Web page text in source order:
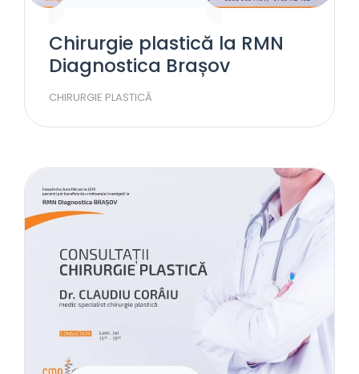
Chirurgie plastică la RMN
Diagnostica Brașov
CHIRURGIE PLASTICĂ